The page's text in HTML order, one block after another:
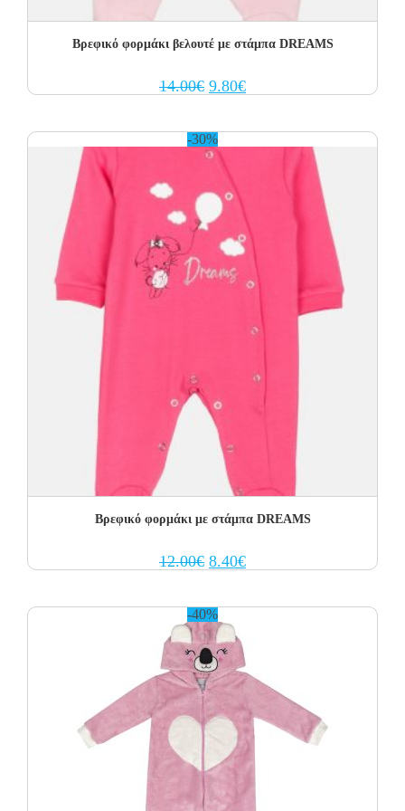
Βρεφικό φορμάκι βελουτέ με στάμπα DREAMS
14.00€ Original
price
9.80€Current
price
-30%
Βρεφικό φορμάκι με στάμπα DREAMS
12.00€ Original
price
8.40€Current
price
-40%